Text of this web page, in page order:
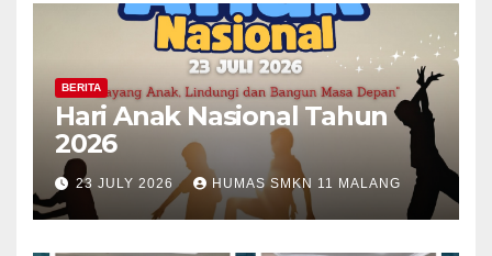
BERITA
Hari Anak Nasional Tahun
2026
23 JULY 2026 HUMAS SMKN 11 MALANG